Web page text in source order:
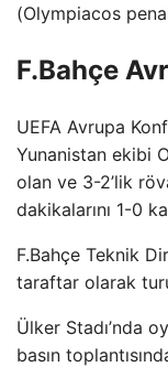
(Olympiacos
F.Bahçe
UEFA Avrupa
Yunanistan ekibi
olan ve 3-2’lik
dakikalarını 1-0
F.Bahçe Teknik
taraftar olarak
Ülker Stadı’nda
basın